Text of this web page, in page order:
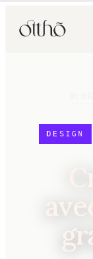
DESIGN